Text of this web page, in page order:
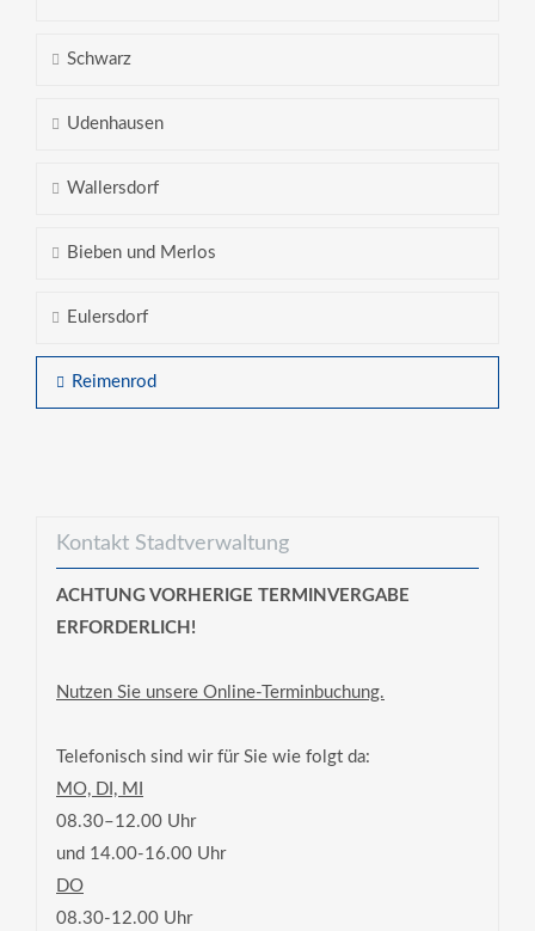
Schwarz
Udenhausen
Wallersdorf
Bieben und Merlos
Eulersdorf
Reimenrod
Kontakt Stadtverwaltung
ACHTUNG VORHERIGE TERMINVERGABE
ERFORDERLICH!
Nutzen Sie unsere Online-Terminbuchung.
Telefonisch sind wir für Sie wie folgt da:
MO, DI, MI
08.30–12.00 Uhr
und 14.00-16.00 Uhr
DO
08.30-12.00 Uhr